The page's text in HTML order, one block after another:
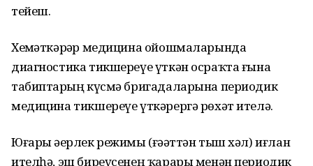
тейеш.
Хеҙмәткәрҙәр медицина ойошмаларында
диагностика тикшереүе үткән осраҡта ғына
табиптарҙың күсмә бригадаларына периодик
медицина тикшереүе үткәрергә рөхәт ителә.
Юғары әҙерлек режимы (ғәҙәттән тыш хәл) иғлан
ителһә, эш биреүсенең ҡарары менән периодик